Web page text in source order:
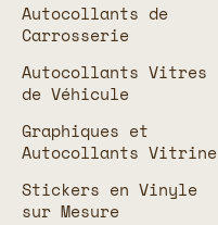
Autocollants de
Carrosserie
Autocollants Vitres
de Véhicule
Graphiques et
Autocollants Vitrine
Stickers en Vinyle
sur Mesure